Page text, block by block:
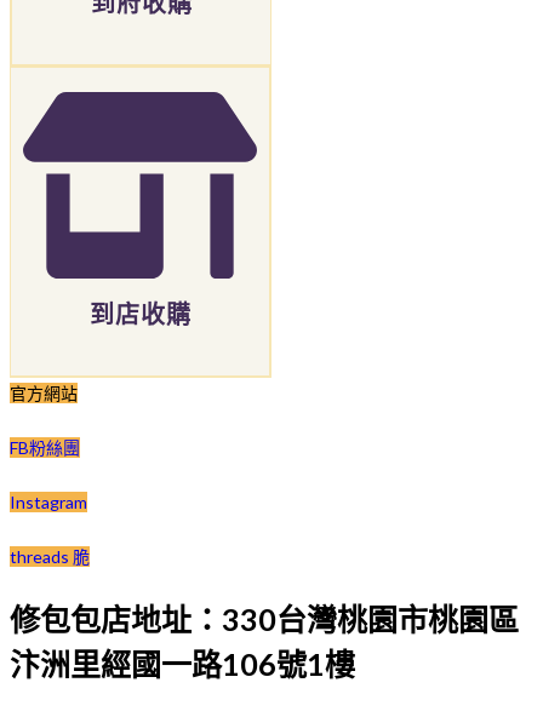
到店收購
官方網站
FB粉絲團
Instagram
threads 脆
修包包店地址：330台灣桃園市桃園區
汴洲里經國一路106號1樓